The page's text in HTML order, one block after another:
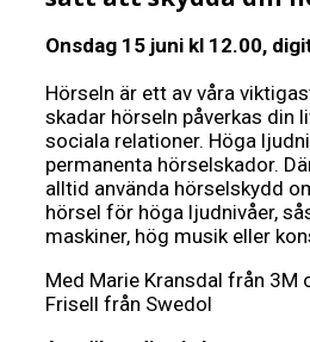
Onsdag 15 juni kl 12.00,
Hörseln är ett av våra
skadar hörseln påverkas din
sociala relationer. Höga
permanenta hörselskador.
alltid använda hörselskydd
hörsel för höga ljudnivåer,
maskiner, hög musik eller
Med Marie Kransdal från 3M
Frisell från Swedol